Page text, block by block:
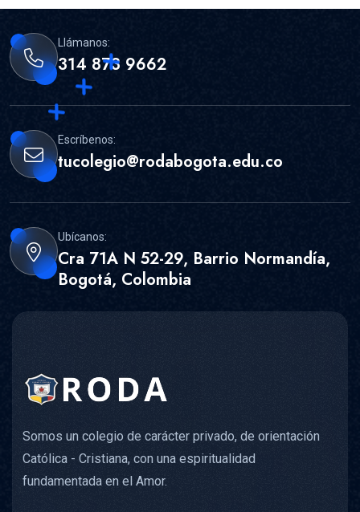
Llámanos:
314 873 9662
Escríbenos:
tucolegio@rodabogota.edu.co
Ubícanos:
Cra 71A N 52-29, Barrio Normandía,
Bogotá, Colombia
Somos un colegio de carácter privado, de orientación
Católica - Cristiana, con una espiritualidad
fundamentada en el Amor.